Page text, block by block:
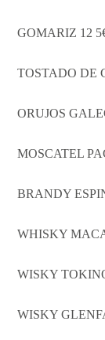
GOMARIZ 12
TOSTADO DE
ORUJOS
MOSCATEL
BRANDY
WHISKY
WISKY
WISKY